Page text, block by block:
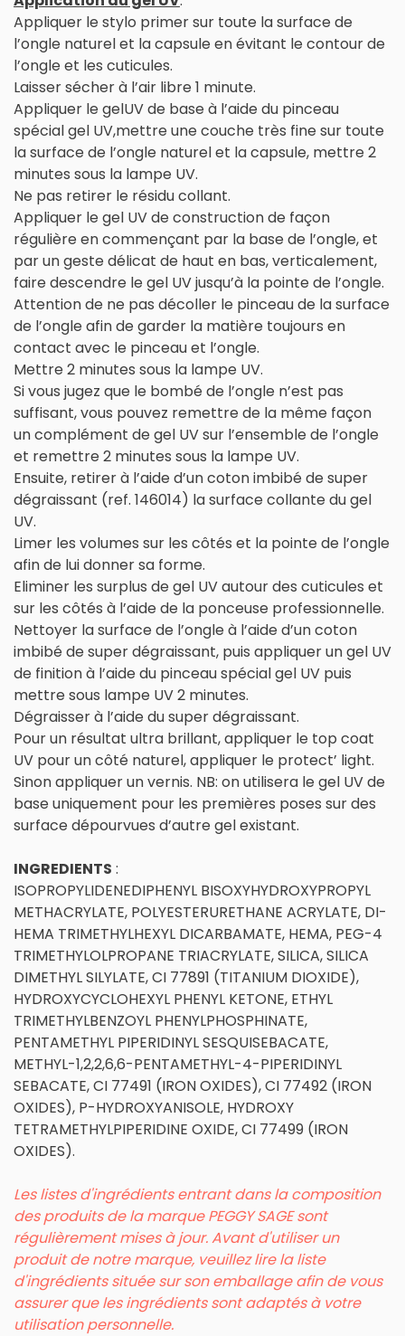
Appliquer le stylo primer sur toute la surface de
l’ongle naturel et la capsule en évitant le contour de
l’ongle et les cuticules.
Laisser sécher à l’air libre 1 minute.
Appliquer le gelUV de base à l’aide du pinceau
spécial gel UV,mettre une couche très fine sur toute
la surface de l’ongle naturel et la capsule, mettre 2
minutes sous la lampe UV.
Ne pas retirer le résidu collant.
Appliquer le gel UV de construction de façon
régulière en commençant par la base de l’ongle, et
par un geste délicat de haut en bas, verticalement,
faire descendre le gel UV jusqu’à la pointe de l’ongle.
Attention de ne pas décoller le pinceau de la surface
de l’ongle afin de garder la matière toujours en
contact avec le pinceau et l’ongle.
Mettre 2 minutes sous la lampe UV.
Si vous jugez que le bombé de l’ongle n’est pas
suffisant, vous pouvez remettre de la même façon
un complément de gel UV sur l’ensemble de l’ongle
et remettre 2 minutes sous la lampe UV.
Ensuite, retirer à l’aide d’un coton imbibé de super
dégraissant (ref. 146014) la surface collante du gel
UV.
Limer les volumes sur les côtés et la pointe de l’ongle
afin de lui donner sa forme.
Eliminer les surplus de gel UV autour des cuticules et
sur les côtés à l’aide de la ponceuse professionnelle.
Nettoyer la surface de l’ongle à l’aide d’un coton
imbibé de super dégraissant, puis appliquer un gel UV
de finition à l’aide du pinceau spécial gel UV puis
mettre sous lampe UV 2 minutes.
Dégraisser à l’aide du super dégraissant.
Pour un résultat ultra brillant, appliquer le top coat
UV pour un côté naturel, appliquer le protect’ light.
Sinon appliquer un vernis. NB: on utilisera le gel UV de
base uniquement pour les premières poses sur des
surface dépourvues d’autre gel existant.
INGREDIENTS :
ISOPROPYLIDENEDIPHENYL BISOXYHYDROXYPROPYL
METHACRYLATE, POLYESTERURETHANE ACRYLATE, DI-
HEMA TRIMETHYLHEXYL DICARBAMATE, HEMA, PEG-4
TRIMETHYLOLPROPANE TRIACRYLATE, SILICA, SILICA
DIMETHYL SILYLATE, CI 77891 (TITANIUM DIOXIDE),
HYDROXYCYCLOHEXYL PHENYL KETONE, ETHYL
TRIMETHYLBENZOYL PHENYLPHOSPHINATE,
PENTAMETHYL PIPERIDINYL SESQUISEBACATE,
METHYL-1,2,2,6,6-PENTAMETHYL-4-PIPERIDINYL
SEBACATE, CI 77491 (IRON OXIDES), CI 77492 (IRON
OXIDES), P-HYDROXYANISOLE, HYDROXY
TETRAMETHYLPIPERIDINE OXIDE, CI 77499 (IRON
OXIDES).
Les listes d'ingrédients entrant dans la composition
des produits de la marque PEGGY SAGE sont
régulièrement mises à jour. Avant d'utiliser un
produit de notre marque, veuillez lire la liste
d'ingrédients située sur son emballage afin de vous
assurer que les ingrédients sont adaptés à votre
utilisation personnelle.